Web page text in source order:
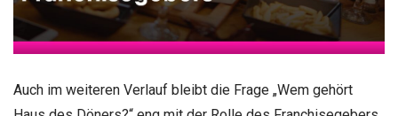
Auch im weiteren Verlauf bleibt die Frage „Wem gehört